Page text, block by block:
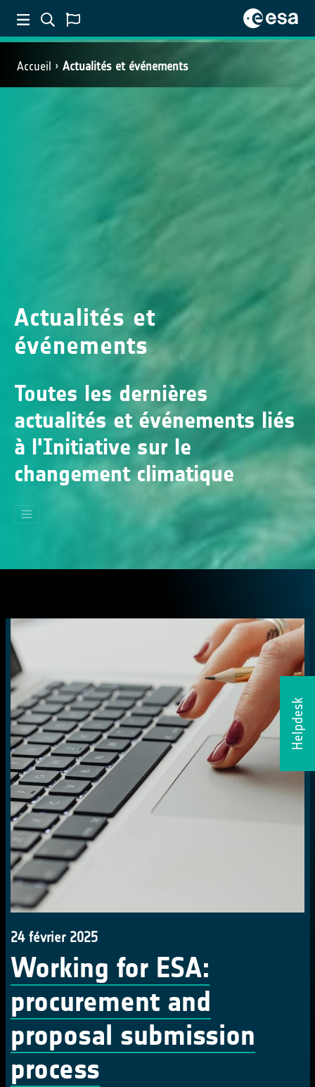
Accueil Actualités et événements
Helpdesk
Actualités et
événements
Toutes les dernières
actualités et événements liés
à l'Initiative sur le
changement climatique
24 février 2025
Working for ESA:
procurement and
proposal submission
process